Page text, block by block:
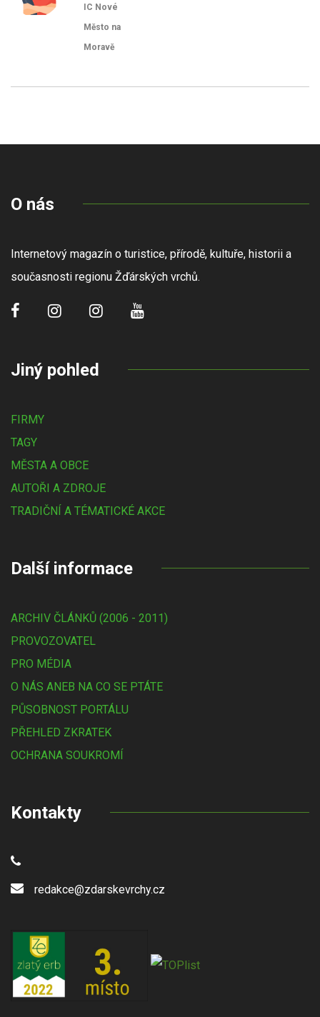
IC Nové
Město na
Moravě
O nás
Internetový magazín o turistice, přírodě, kultuře, historii a
současnosti regionu Žďárských vrchů.
Jiný pohled
FIRMY
TAGY
MĚSTA A OBCE
AUTOŘI A ZDROJE
TRADIČNÍ A TÉMATICKÉ AKCE
Další informace
ARCHIV ČLÁNKŮ (2006 - 2011)
PROVOZOVATEL
PRO MÉDIA
O NÁS ANEB NA CO SE PTÁTE
PŮSOBNOST PORTÁLU
PŘEHLED ZKRATEK
OCHRANA SOUKROMÍ
Kontakty
redakce@zdarskevrchy.cz